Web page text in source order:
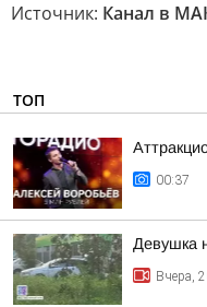
Источник: Канал в
ТОП
00:37
Девушка
Вчера,